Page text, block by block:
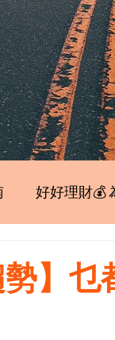
好好理財💰
】